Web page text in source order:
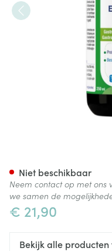
€ 21,90
Niet beschikbaar
Neem contact op met ons
we samen de
Bekijk alle